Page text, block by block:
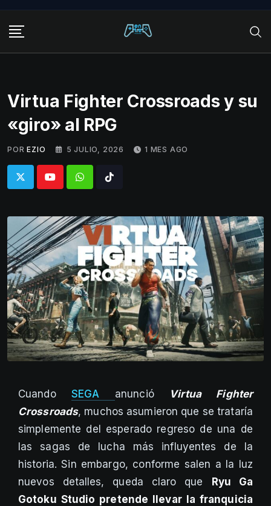
content
Virtua Fighter Crossroads y su
«giro» al RPG
POR EZIO 5 JULIO, 2026 1 MES AGO
WhatsappTiktok
CuandoSEGA anunció
Virtua Fighter
Crossroads, muchos asumieron que se trataría
simplemente del esperado regreso de una de
las sagas de lucha más influyentes de la
historia. Sin embargo, conforme salen a la luz
nuevos detalles, queda claro que Ryu Ga
Gotoku Studio pretende llevar la franquicia